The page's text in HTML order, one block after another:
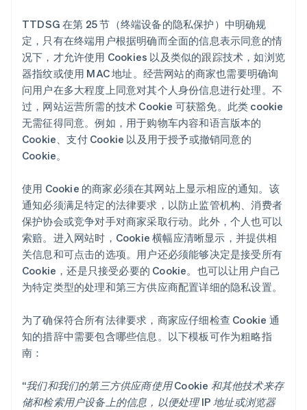
TTDSG 在第 25 节（终端设备的隐私保护）中明确规
定，只有在终端用户根据明确而全面的信息表示同意的情
况下，才允许使用 Cookies 以及类似的跟踪技术，如浏览
器指纹或使用 MAC 地址。经营网站的商家也需要明确询
问用户在多大程度上同意对其个人身份信息进行处理。不
过，网站运营所需的技术 Cookie 可获豁免。此类 cookie
无需征得同意。例如，用于购物车内容和语言版本的
Cookie、支付 Cookie 以及用于授予或撤销同意的
Cookie。
使用 Cookie 的商家必须在其网站上显示相应的通知。该
通知必须满足特定的法律要求，以防止监管机构、消费者
保护协会或竞争对手对商家采取行动。此外，个人也可以
索赔。进入网站时，Cookie 横幅应清晰显示，并提供相
关信息和可点击的选项。用户还必须能够决定是接受所有
Cookie，还是只接受必要的 Cookie。也可以让用户自己
为特定类型的处理和第三方供应商配置详细的隐私设置。
为了确保符合所有法律要求，商家应仔细检查 Cookie 通
知的措辞中需要包含哪些信息。以下模板可作为粗略指
南：
“我们和我们的第三方供应商使用 Cookie 和其他技术来存
储和检索用户设备上的信息，以便处理 IP 地址或浏览器